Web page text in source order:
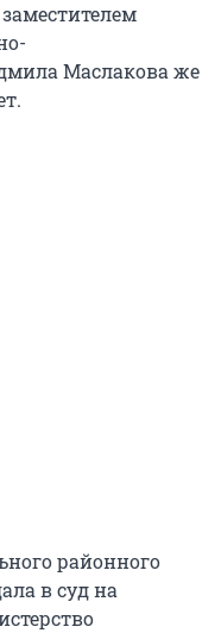
Маслакова же
районного
в суд на